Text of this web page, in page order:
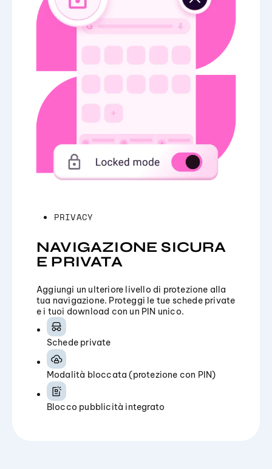
PRIVACY
NAVIGAZIONE SICURA
E PRIVATA
Aggiungi un ulteriore livello di protezione alla
tua navigazione. Proteggi le tue schede private
e i tuoi download con un PIN unico.
Schede private
Modalità bloccata (protezione con PIN)
Blocco pubblicità integrato